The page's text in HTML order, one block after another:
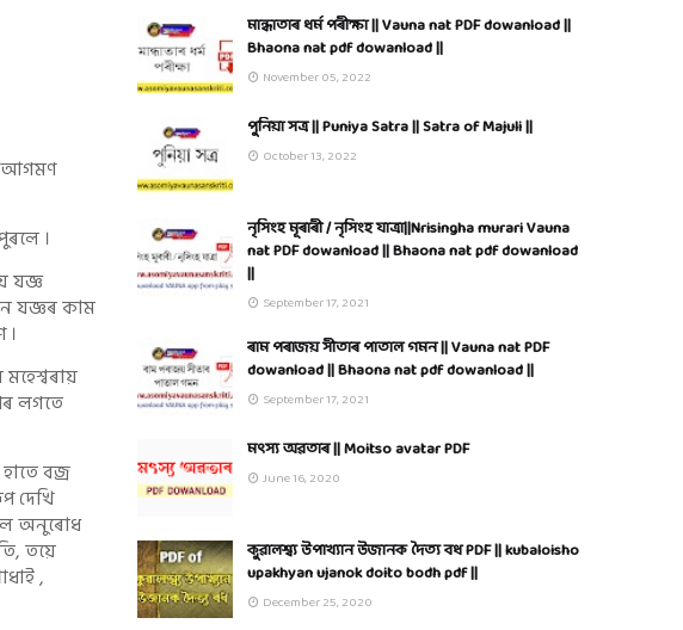
আগমণ
।
যজ্ঞ
যজ্ঞৰ কাম
লগতে
বজ্ৰ
দেখি
অনুৰোধ
তয়ে
,
মান্ধাতাৰ ধৰ্ম পৰীক্ষা || Vauna nat PDF dowanload ||
Bhaona nat pdf dowanload ||
November 05, 2022
পুনিয়া সত্ৰ || Puniya Satra || Satra of Majuli ||
October 13, 2022
নৃসিংহ মূৰাৰী / নৃসিংহ যাত্ৰা||Nrisingha murari Vauna
nat PDF dowanload || Bhaona nat pdf dowanload
||
September 17, 2021
ৰাম পৰাজয় সীতাৰ পাতাল গমন || Vauna nat PDF
dowanload || Bhaona nat pdf dowanload ||
September 17, 2021
মৎস্য অৱতাৰ || Moitso avatar PDF
June 16, 2020
কুৱালশ্ব্য উপাখ্যান উজানক দৈত্য বধ PDF || kubaloisho
upakhyan ujanok doito bodh pdf ||
December 25, 2020